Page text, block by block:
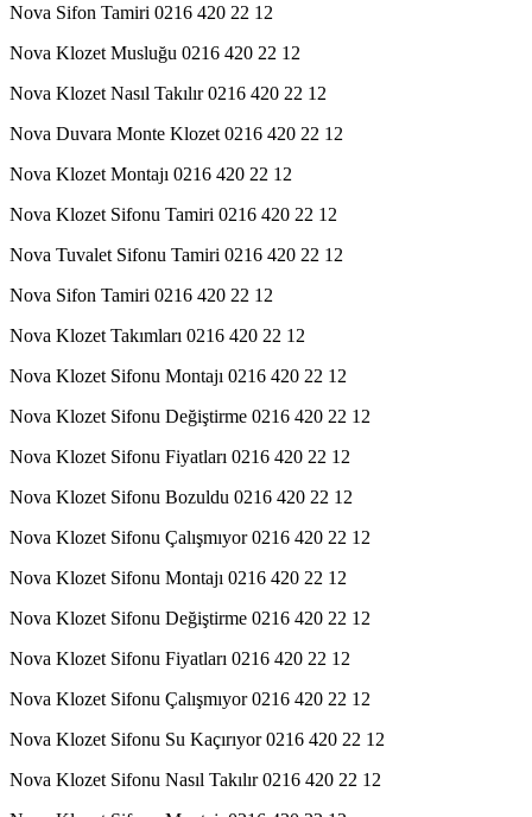
Nova Sifon Tamiri 0216 420 22 12
Nova Klozet Musluğu 0216 420 22 12
Nova Klozet Nasıl Takılır 0216 420 22 12
Nova Duvara Monte Klozet 0216 420 22 12
Nova Klozet Montajı 0216 420 22 12
Nova Klozet Sifonu Tamiri 0216 420 22 12
Nova Tuvalet Sifonu Tamiri 0216 420 22 12
Nova Sifon Tamiri 0216 420 22 12
Nova Klozet Takımları 0216 420 22 12
Nova Klozet Sifonu Montajı 0216 420 22 12
Nova Klozet Sifonu Değiştirme 0216 420 22 12
Nova Klozet Sifonu Fiyatları 0216 420 22 12
Nova Klozet Sifonu Bozuldu 0216 420 22 12
Nova Klozet Sifonu Çalışmıyor 0216 420 22 12
Nova Klozet Sifonu Montajı 0216 420 22 12
Nova Klozet Sifonu Değiştirme 0216 420 22 12
Nova Klozet Sifonu Fiyatları 0216 420 22 12
Nova Klozet Sifonu Çalışmıyor 0216 420 22 12
Nova Klozet Sifonu Su Kaçırıyor 0216 420 22 12
Nova Klozet Sifonu Nasıl Takılır 0216 420 22 12